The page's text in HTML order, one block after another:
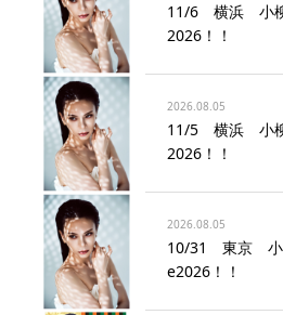
11/6 横浜 小
2026！！
2026.08.05
11/5 横浜 小
2026！！
2026.08.05
10/31 東京 小
e2026！！